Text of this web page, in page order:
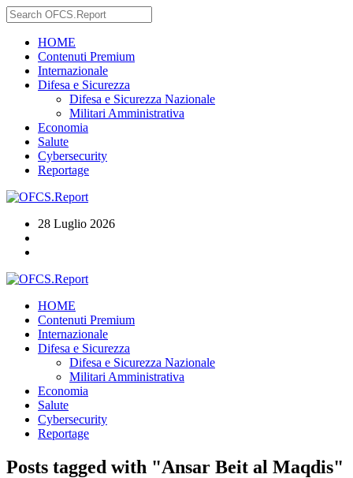
HOME
Contenuti Premium
Internazionale
Difesa e Sicurezza
Difesa e Sicurezza Nazionale
Militari Amministrativa
Economia
Salute
Cybersecurity
Reportage
28 Luglio 2026
HOME
Contenuti Premium
Internazionale
Difesa e Sicurezza
Difesa e Sicurezza Nazionale
Militari Amministrativa
Economia
Salute
Cybersecurity
Reportage
Posts tagged with "Ansar Beit al Maqdis"